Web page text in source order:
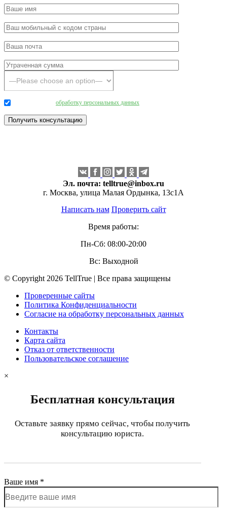
обработку персональных данных
Эл. почта: telltrue@inbox.ru
г. Москва, улица Малая Ордынка, 13с1А
Написать нам Проверить сайт
Время работы:
Пн-Сб: 08:00-20:00
Вс: Выходной
© Copyright 2026 TellTrue | Все права защищены
Проверенные сайты
Политика Конфиденциальности
Согласие на обработку персональных данных
Контакты
Карта сайта
Отказ от ответственности
Пользовательское соглашение
×
Бесплатная консультация
Оставьте заявку прямо сейчас, чтобы получить
консультацию юриста.
Ваше имя *